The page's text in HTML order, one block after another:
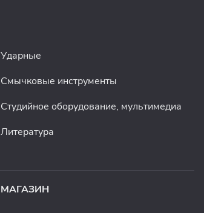
Ударные
Смычковые инструменты
Студийное оборудование, мультимедиа
Литература
МАГАЗИН